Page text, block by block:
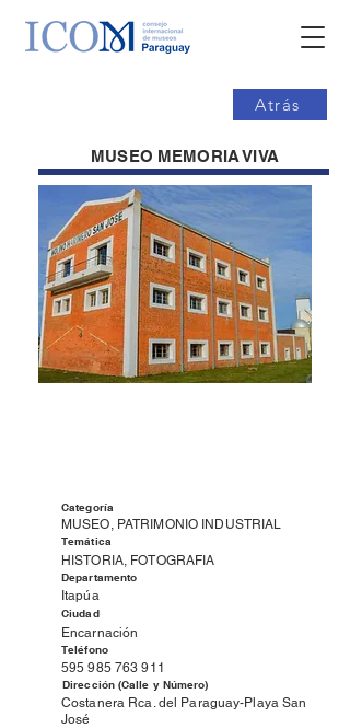
Atrás
MUSEO MEMORIA VIVA
Categoría
MUSEO, PATRIMONIO INDUSTRIAL
Temática
HISTORIA, FOTOGRAFIA
Departamento
Itapúa
Ciudad
Encarnación
Teléfono
595 985 763 911
Dirección (Calle y Número)
Costanera Rca. del Paraguay-Playa San
José